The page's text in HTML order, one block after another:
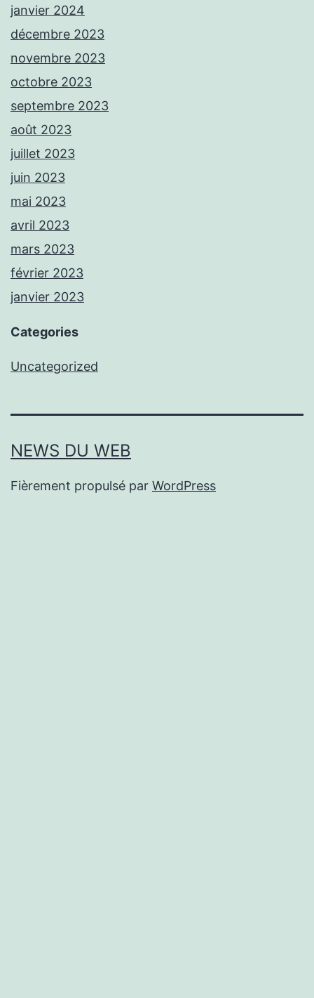
janvier 2024
décembre 2023
novembre 2023
octobre 2023
septembre 2023
août 2023
juillet 2023
juin 2023
mai 2023
avril 2023
mars 2023
février 2023
janvier 2023
Categories
Uncategorized
NEWS DU WEB
Fièrement propulsé par WordPress